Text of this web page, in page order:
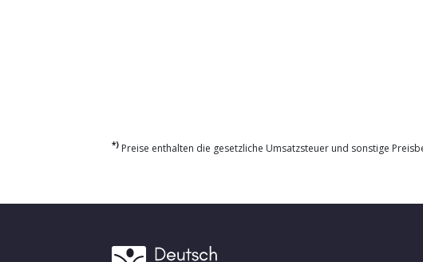
*)Preise enthalten die gesetzliche Umsatzsteuer und sonstige